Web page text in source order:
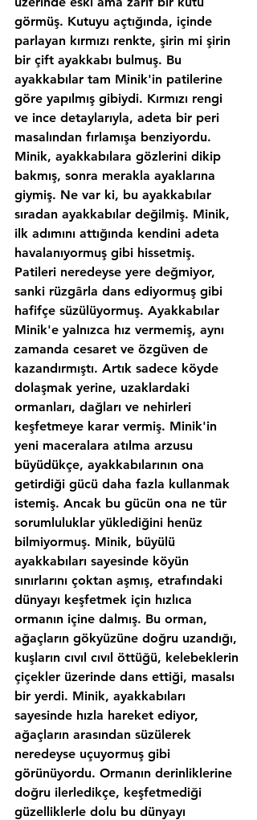
görmüş. Kutuyu açtığında, içinde
parlayan kırmızı renkte, şirin mi şirin
bir çift ayakkabı bulmuş. Bu
ayakkabılar tam Minik'in patilerine
göre yapılmış gibiydi. Kırmızı rengi
ve ince detaylarıyla, adeta bir peri
masalından fırlamışa benziyordu.
Minik, ayakkabılara gözlerini dikip
bakmış, sonra merakla ayaklarına
giymiş. Ne var ki, bu ayakkabılar
sıradan ayakkabılar değilmiş. Minik,
ilk adımını attığında kendini adeta
havalanıyormuş gibi hissetmiş.
Patileri neredeyse yere değmiyor,
sanki rüzgârla dans ediyormuş gibi
hafifçe süzülüyormuş. Ayakkabılar
Minik'e yalnızca hız vermemiş, aynı
zamanda cesaret ve özgüven de
kazandırmıştı. Artık sadece köyde
dolaşmak yerine, uzaklardaki
ormanları, dağları ve nehirleri
keşfetmeye karar vermiş. Minik'in
yeni maceralara atılma arzusu
büyüdükçe, ayakkabılarının ona
getirdiği gücü daha fazla kullanmak
istemiş. Ancak bu gücün ona ne tür
sorumluluklar yüklediğini henüz
bilmiyormuş. Minik, büyülü
ayakkabıları sayesinde köyün
sınırlarını çoktan aşmış, etrafındaki
dünyayı keşfetmek için hızlıca
ormanın içine dalmış. Bu orman,
ağaçların gökyüzüne doğru uzandığı,
kuşların cıvıl cıvıl öttüğü, kelebeklerin
çiçekler üzerinde dans ettiği, masalsı
bir yerdi. Minik, ayakkabıları
sayesinde hızla hareket ediyor,
ağaçların arasından süzülerek
neredeyse uçuyormuş gibi
görünüyordu. Ormanın derinliklerine
doğru ilerledikçe, keşfetmediği
güzelliklerle dolu bu dünyayı